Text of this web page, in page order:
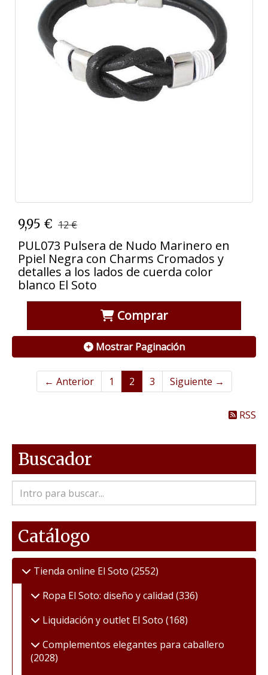
9,95 € 12 €
PUL073 Pulsera de Nudo Marinero en
Ppiel Negra con Charms Cromados y
detalles a los lados de cuerda color
blanco El Soto
Comprar
Mostrar Paginación
← Anterior 1 2 3 Siguiente →
RSS
Buscador
Catálogo
Tienda online El Soto (2552)
Ropa El Soto: diseño y calidad (336)
Liquidación y outlet El Soto (168)
Complementos elegantes para caballero
(2028)